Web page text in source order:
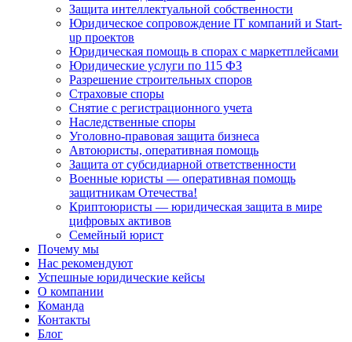
Защита интеллектуальной собственности
Юридическое сопровождение IT компаний и Start-
up проектов
Юридическая помощь в спорах с маркетплейсами
Юридические услуги по 115 ФЗ
Разрешение строительных споров
Страховые споры
Снятие с регистрационного учета
Наследственные споры
Уголовно-правовая защита бизнеса
Автоюристы, оперативная помощь
Защита от субсидиарной ответственности
Военные юристы — оперативная помощь
защитникам Отечества!
Криптоюристы — юридическая защита в мире
цифровых активов
Семейный юрист
Почему мы
Нас рекомендуют
Успешные юридические кейсы
О компании
Команда
Контакты
Блог